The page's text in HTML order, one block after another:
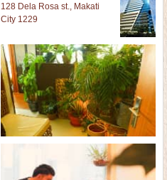
128 Dela Rosa st., Makati
City 1229